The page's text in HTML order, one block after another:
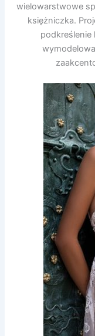
wielowarstwowe
księżniczka.